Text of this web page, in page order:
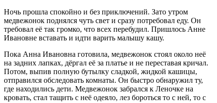
Ночь прошла спокойно и без приключений. Зато утром
медвежонок поднялся чуть свет и сразу потребовал еду. Он
требовал её так громко, что всех перебудил. Пришлось Анне
Ивановне вставать и идти варить малышу кашу.
Пока Анна Ивановна готовила, медвежонок стоял около неё
на задних лапках, дёргал её за платье и не переставая кричал.
Потом, выпив полную бутылку сладкой, жидкой кашицы,
отправился обследовать комнаты. Он быстро обнаружил ту,
где находились дети. Медвежонок забрался к Леночке на
кровать, стал тащить с неё одеяло, лез бороться то с ней, то с